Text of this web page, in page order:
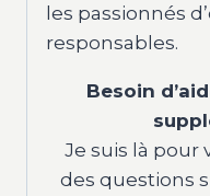
les passionnés
responsables.
Besoin
Je suis là pour
des questions